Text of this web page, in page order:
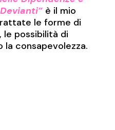
è il mio
le forme di
le possibilità di
consapevolezza.